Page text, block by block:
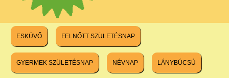
ESKÜVŐ FELNŐTT SZÜLETÉSNAP
GYERMEK SZÜLETÉSNAP NÉVNAP LÁNYBÚCSÚ